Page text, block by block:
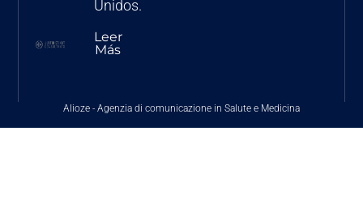
Unidos.
Leer
Más
Alioze - Agenzia di comunicazione in Salute e Medicina